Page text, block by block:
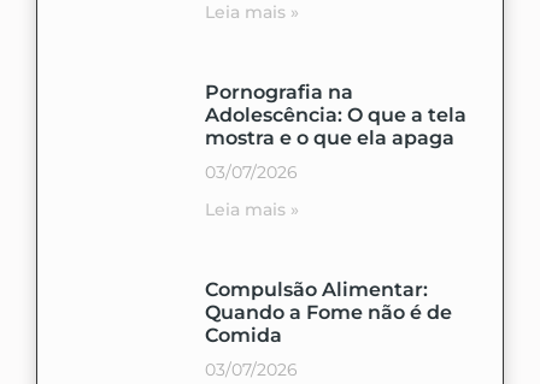
Leia mais »
Pornografia na
Adolescência: O que a tela
mostra e o que ela apaga
03/07/2026
Leia mais »
Compulsão Alimentar:
Quando a Fome não é de
Comida
03/07/2026